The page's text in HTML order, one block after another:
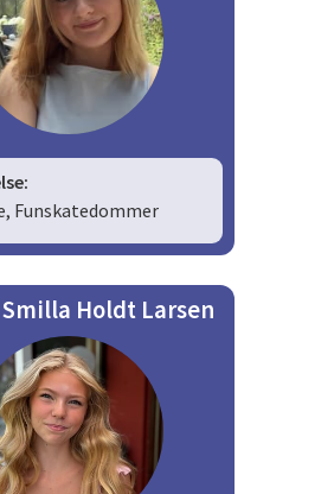
Funskatedommer
Holdt Larsen